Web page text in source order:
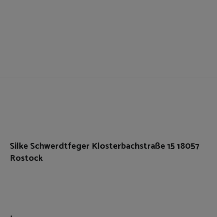
Silke Schwerdtfeger Klosterbachstraße 15 18057
Rostock